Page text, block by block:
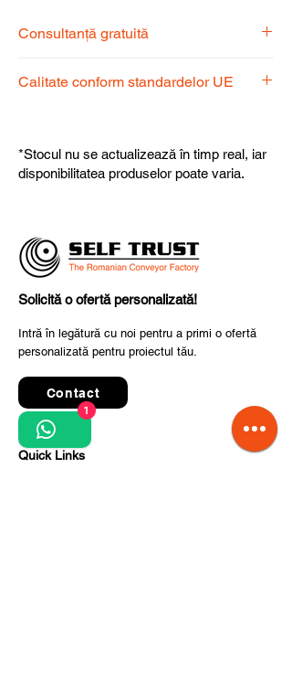
Consultanță gratuită
dispoziție pentru a alege produsul
Calitate conform standardelor UE
fiabilitate și performanță superioară.
*Stocul nu se actualizează în timp real, iar
disponibilitatea produselor poate varia.
Solicită o ofertă personalizată!
Intră în legătură cu noi pentru a primi o ofertă
personalizată pentru proiectul tău.
Contact
Quick Links
1